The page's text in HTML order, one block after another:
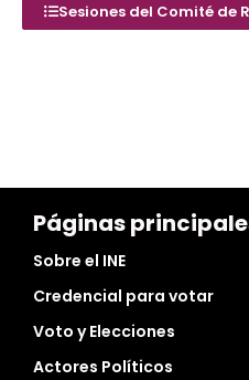
Sesiones del Comité de
Páginas
Sobre el INE
Credencial para votar
Voto y Elecciones
Actores Políticos